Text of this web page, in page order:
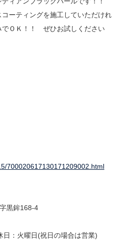
ーティングを施工していただけれ
でＯＫ！！ ぜひお試しください
700020617130171209002.html
黒鉾168-4
：火曜日(祝日の場合は営業)